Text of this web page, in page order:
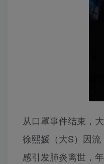
从口罩事件结束，
徐熙媛（大S）因流
感引发肺炎离世，